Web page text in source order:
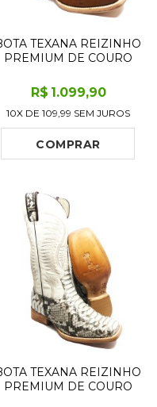
TEXANA REIZINHO
PREMIUM DE COURO
BUFALADA CARAMELO
LIMITED EDITION - CANO
ALTO, BICO QUADRADO -
SOLADO DE COURO
ARTESANAL
R$ 1.099,90
10X DE 109,99 SEM JUROS
COMPRAR
TEXANA REIZINHO
PREMIUM DE COURO